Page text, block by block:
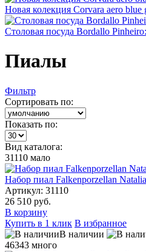
Новая колекция Corvara aero blue
Столовая посуда Bordallo
Пиалы
Фильтр
Сортировать по:
Показать по:
Вид каталога:
31110 мало
Набор пиал Falkenporzellan
Артикул: 31110
26 510 руб.
В корзину
Купить в 1 клик В избранное
В наличии
46343 много